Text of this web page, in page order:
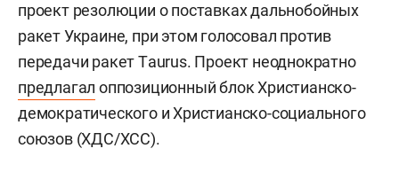
проект резолюции о поставках дальнобойных
ракет Украине, при этом голосовал против
передачи ракет Tаurus. Проект неоднократно
предлагал оппозиционный блок Христианско-
демократического и Христианско-социального
союзов (ХДС/ХСС).